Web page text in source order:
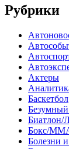
Рубрики
Актеры
Баскетбол
Биатлон/
Бокс/
Болезни и